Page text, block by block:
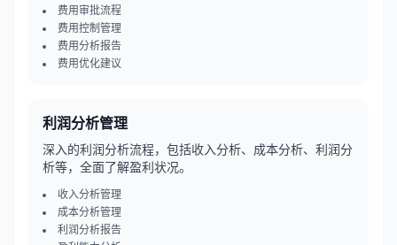
费用审批流程
费用控制管理
费用分析报告
费用优化建议
利润分析管理
深入的利润分析流程，包括收入分析、成本分析、利润分
析等，全面了解盈利状况。
收入分析管理
成本分析管理
利润分析报告